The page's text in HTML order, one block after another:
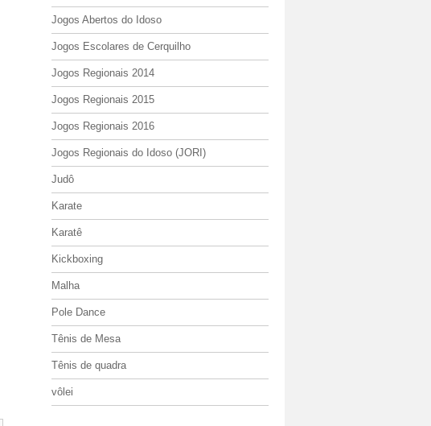
Jogos Abertos do Idoso
Jogos Escolares de Cerquilho
Jogos Regionais 2014
Jogos Regionais 2015
Jogos Regionais 2016
Jogos Regionais do Idoso (JORI)
Judô
Karate
Karatê
Kickboxing
Malha
Pole Dance
Tênis de Mesa
Tênis de quadra
vôlei